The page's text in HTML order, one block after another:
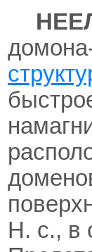
H. с., в